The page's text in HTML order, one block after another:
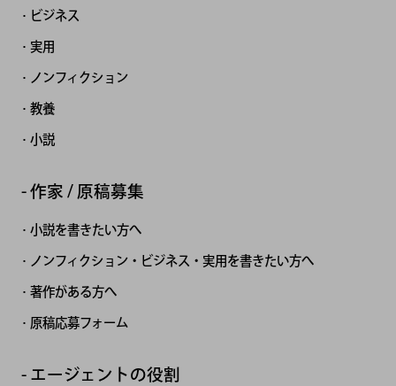
ビジネス
実用
ノンフィクション
教養
小説
作家 / 原稿募集
小説を書きたい方へ
ノンフィクション・ビジネス・実用を書きたい方へ
著作がある方へ
原稿応募フォーム
エージェントの役割